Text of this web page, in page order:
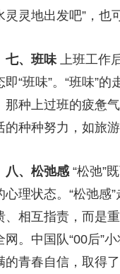
灵灵地出发吧”，也
七、班味上班工作
即“班味”。“班味”
那种上过班的疲惫
的种种努力，如旅
八、松弛感“松弛”
心理状态。“松弛感
、相互指责，而是
网。中国队“00后”
的青春自信，取得